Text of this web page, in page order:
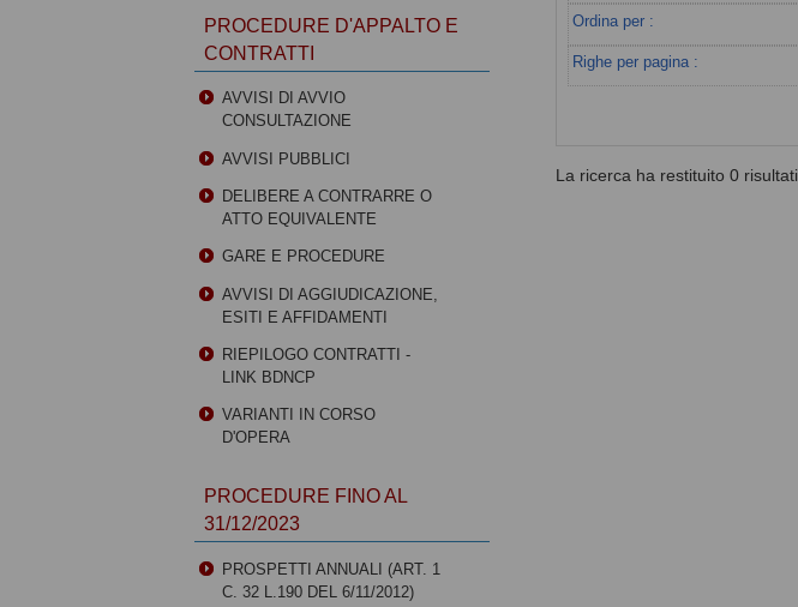
Ordina per :
Righe per pagina :
La ricerca ha restituito 0 risultati.
PROCEDURE D'APPALTO E
CONTRATTI
AVVISI DI AVVIO
CONSULTAZIONE
AVVISI PUBBLICI
DELIBERE A CONTRARRE O
ATTO EQUIVALENTE
GARE E PROCEDURE
AVVISI DI AGGIUDICAZIONE,
ESITI E AFFIDAMENTI
RIEPILOGO CONTRATTI -
LINK BDNCP
VARIANTI IN CORSO
D'OPERA
PROCEDURE FINO AL
31/12/2023
PROSPETTI ANNUALI (ART. 1
C. 32 L.190 DEL 6/11/2012)